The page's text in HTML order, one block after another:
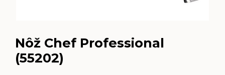
Nôž Chef Professional
(55202)